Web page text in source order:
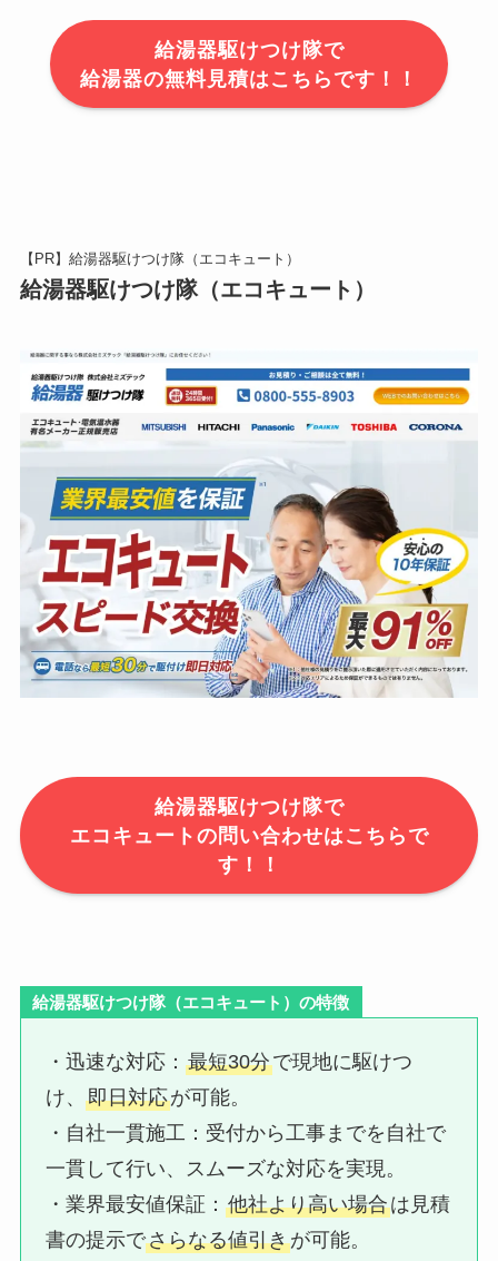
給湯器駆けつけ隊で
給湯器の無料見積はこちらです！！
【PR】給湯器駆けつけ隊（エコキュート）
給湯器駆けつけ隊（エコキュート）
給湯器駆けつけ隊で
エコキュートの問い合わせはこちらで
す！！
給湯器駆けつけ隊（エコキュート）の特徴
・迅速な対応：​最短30分で現地に駆けつ
け、即日対応が可能。
・自社一貫施工：​受付から工事までを自社で
一貫して行い、スムーズな対応を実現。
・業界最安値保証：​他社より高い場合は見積
書の提示でさらなる値引きが可能。